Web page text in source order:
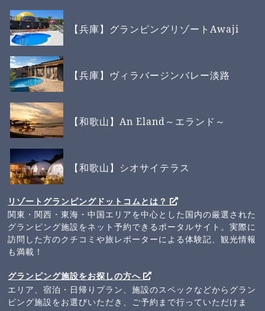
【兵庫】グランピングリゾートAwaji
【兵庫】ヴィラバージンバレー淡路
【和歌山】An Eland～エランド～
【和歌山】シオサイテラス
リゾートグランピングドットコムとは？
関東・関西・東海・中国エリアを中心とした国内の厳選された
グランピング施設をネット予約できるポータルサイト。実際に
訪問した方のクチコミや旅レポーターによる体験記、観光情報
も満載！
グランピング施設をお探しの方へ
エリア、宿泊・日帰りプラン、施設のスペックなどからグラン
ピング施設をお選びいただき、ご予約まで行っていただけま